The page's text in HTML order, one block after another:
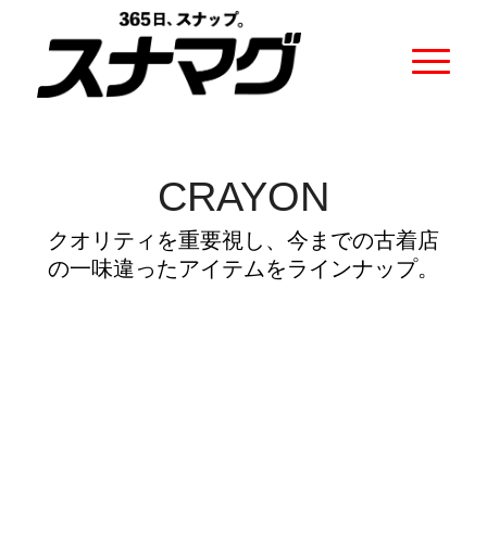
CRAYON
クオリティを重要視し、今までの古着店
の一味違ったアイテムをラインナップ。